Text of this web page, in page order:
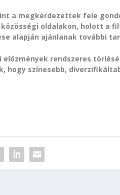
a megkérdezettek fele
oldalakon, holott a
alapján ajánlanak további
rendszeres
hogy színesebb,